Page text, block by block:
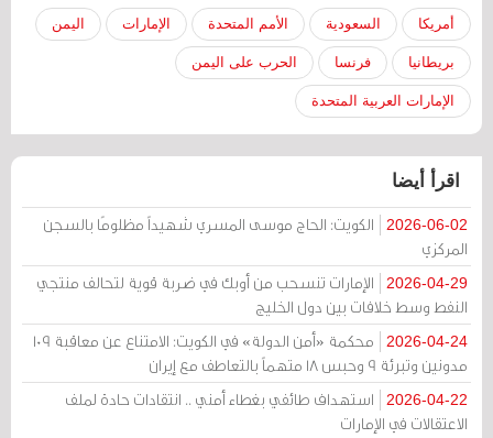
أمريكا السعودية الأمم المتحدة الإمارات اليمن
بريطانيا فرنسا الحرب على اليمن
الإمارات العربية المتحدة
اقرأ أيضا
2026-06-02
الكويت: الحاج موسى المسري شهيداً مظلومًا بالسجن
المركزي
2026-04-29
الإمارات تنسحب من أوبك في ضربة قوية لتحالف منتجي
النفط وسط خلافات بين دول الخليج
2026-04-24
محكمة «أمن الدولة» في الكويت: الامتناع عن معاقبة 109
مدونين وتبرئة 9 وحبس 18 متهماً بالتعاطف مع إيران
2026-04-22
استهداف طائفي بغطاء أمني .. انتقادات حادة لملف
الاعتقالات في الإمارات